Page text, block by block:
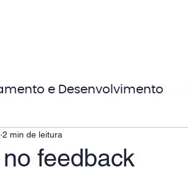
e Desenvolvimento
MicroPower
feedback
2 min de leitura